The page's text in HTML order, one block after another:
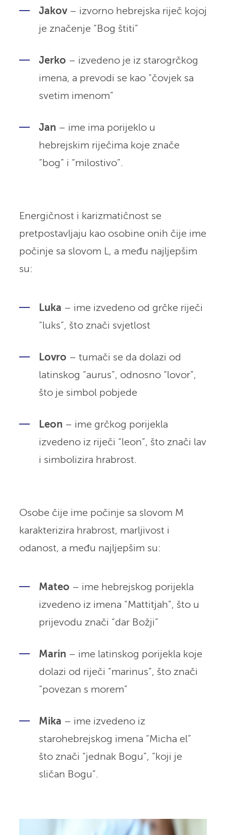
Jakov– izvorno hebrejska riječ kojoj
je značenje “Bog štiti”
Jerko – izvedeno je iz starogrčkog
imena, a prevodi se kao “čovjek sa
svetim imenom”
Jan – ime ima porijeklo u
hebrejskim riječima koje znače
“bog” i “milostivo”.
Energičnost i karizmatičnost se
pretpostavljaju kao osobine onih čije ime
počinje sa slovom L, a među najljepšim
su:
Luka – ime izvedeno od grčke riječi
“luks”, što znači svjetlost
Lovro – tumači se da dolazi od
latinskog “aurus”, odnosno “lovor”,
što je simbol pobjede
Leon – ime grčkog porijekla
izvedeno iz riječi “leon”, što znači lav
i simbolizira hrabrost.
Osobe čije ime počinje sa slovom M
karakterizira hrabrost, marljivost i
odanost, a među najljepšim su:
Mateo – ime hebrejskog porijekla
izvedeno iz imena “Mattitjah”, što u
prijevodu znači “dar Božji”
Marin – ime latinskog porijekla koje
dolazi od riječi “marinus”, što znači
“povezan s morem”
Mika – ime izvedeno iz
starohebrejskog imena “Micha el”
što znači “jednak Bogu”, “koji je
sličan Bogu”.